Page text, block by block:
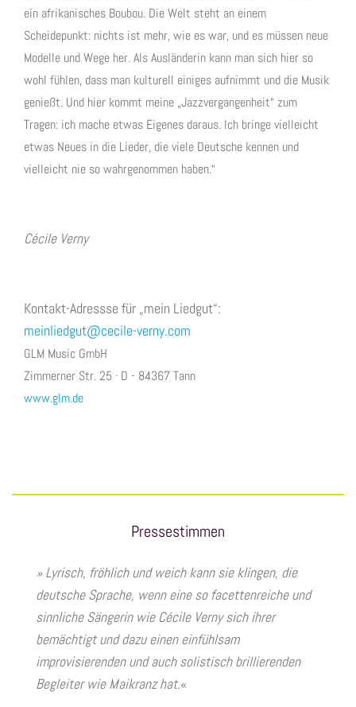
ein afrikanisches Boubou. Die Welt steht an einem
Scheidepunkt: nichts ist mehr, wie es war, und es müssen neue
Modelle und Wege her. Als Ausländerin kann man sich hier so
wohl fühlen, dass man kulturell einiges aufnimmt und die Musik
genießt. Und hier kommt meine „Jazzvergangenheit“ zum
Tragen: ich mache etwas Eigenes daraus. Ich bringe vielleicht
etwas Neues in die Lieder, die viele Deutsche kennen und
vielleicht nie so wahrgenommen haben.“
Cécile Verny
Kontakt-Adressse für „mein Liedgut“:
meinliedgut@cecile-verny.com
GLM Music GmbH
Zimmerner Str. 25 · D - 84367 Tann
www.glm.de
Pressestimmen
» Lyrisch, fröhlich und weich kann sie klingen, die
deutsche Sprache, wenn eine so facettenreiche und
sinnliche Sängerin wie Cécile Verny sich ihrer
bemächtigt und dazu einen einfühlsam
improvisierenden und auch solistisch brillierenden
Begleiter wie Maikranz hat.«